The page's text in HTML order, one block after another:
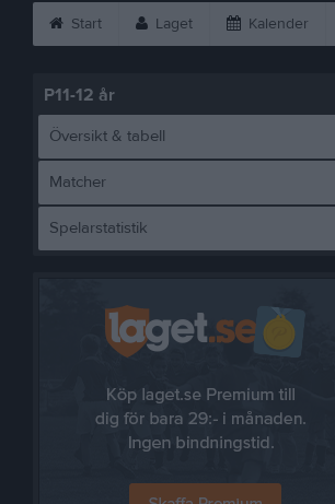
Start Laget Kalender
P11-12 år
Översikt & tabell
Matcher
Spelarstatistik